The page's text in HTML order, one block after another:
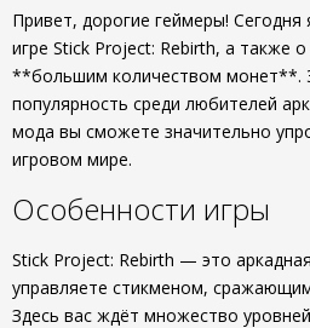
Привет, дорогие геймеры! Сегодня
игре Stick Project: Rebirth, а также
**большим количеством монет**.
популярность среди любителей
мода вы сможете значительно
игровом мире.
Особенности игры
Stick Project: Rebirth — это
управляете стикменом,
Здесь вас ждёт множество